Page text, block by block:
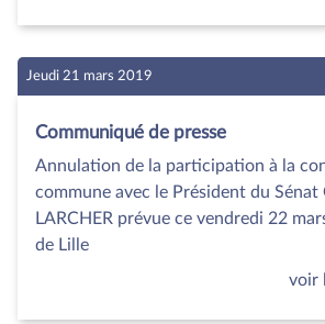
Jeudi 21 mars 2019
Communiqué de presse
Annulation de la participation à la
commune avec le Président du Sénat
LARCHER prévue ce vendredi 22
de Lille
voir